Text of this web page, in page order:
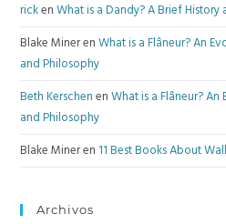
rickenWhat is a Dandy? A Brief History
Blake MinerenWhat is a Flâneur? An
and Philosophy
Beth KerschenenWhat is a Flâneur?
and Philosophy
Blake Mineren 11 Best Books About
Archivos